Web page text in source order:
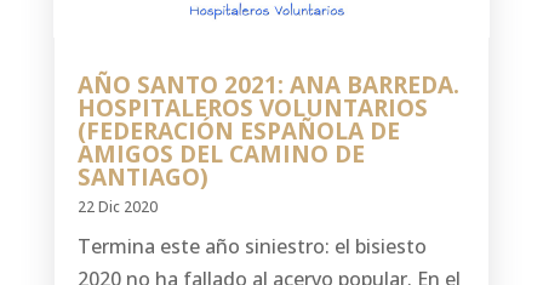
AÑO SANTO 2021: ANA BARREDA.
HOSPITALEROS VOLUNTARIOS
(FEDERACIÓN ESPAÑOLA DE
AMIGOS DEL CAMINO DE
SANTIAGO)
22 Dic 2020
Termina este año siniestro: el bisiesto
2020 no ha fallado al acervo popular. En el